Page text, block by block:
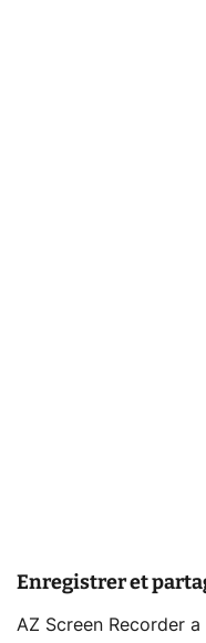
Enregistrer et
AZ Screen Recorder